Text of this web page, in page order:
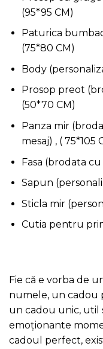
(95*95 CM)
Paturica
(75*80 CM)
Body
Prosop preot
(50*70 CM)
Panza mir
mesaj) , ( 75*105
Fasa (brodata
Sapun
Sticla mir
Cutia pentru
Fie că e vorba de
numele, un cadou
un cadou unic, util
emoționante
cadoul perfect,